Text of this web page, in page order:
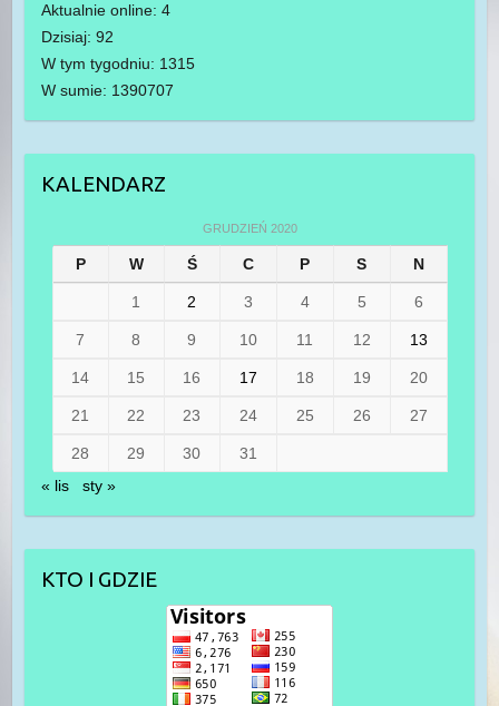
Aktualnie online: 4
Dzisiaj: 92
W tym tygodniu: 1315
W sumie: 1390707
KALENDARZ
GRUDZIEŃ 2020
P W Ś C P S N
1 2 3 4 5 6
7 8 9 10 11 12 13
14 15 16 17 18 19 20
21 22 23 24 25 26 27
28 29 30
31
« lis
sty »
KTO I GDZIE